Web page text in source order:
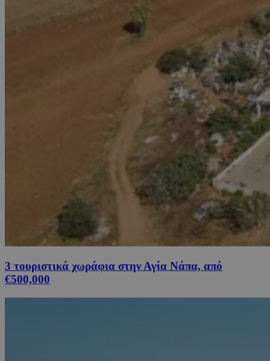
3 τουριστικά χωράφια στην Αγία Νάπα, από
€500,000